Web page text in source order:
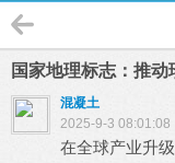
国家地理标志：推
混凝土
2025-9-3 08:01:08
在全球产业升